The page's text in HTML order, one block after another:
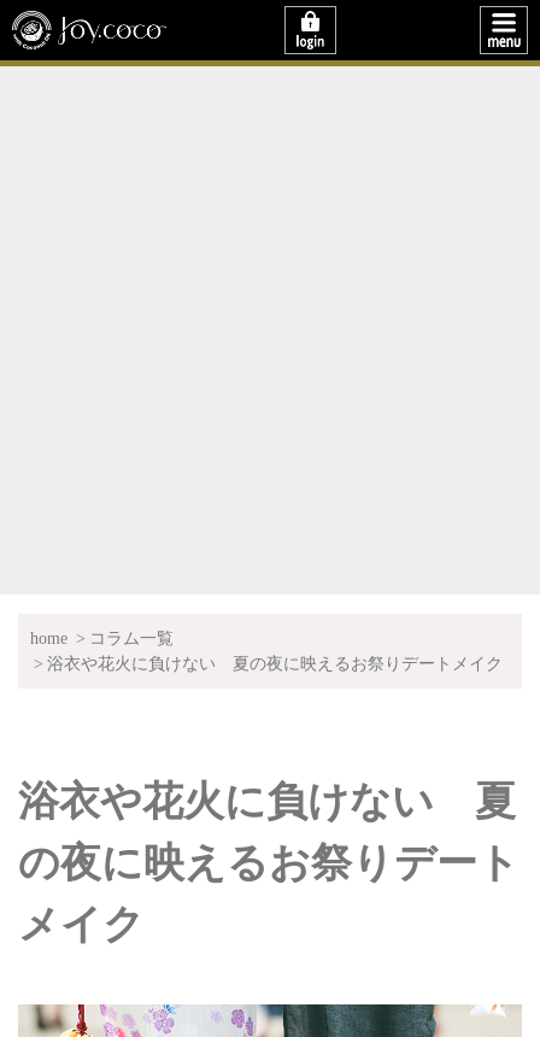
home
コラム一覧
浴衣や花火に負けない 夏の夜に映えるお祭りデートメイク
浴衣や花火に負けない 夏
の夜に映えるお祭りデート
メイク